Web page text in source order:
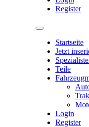
Register
Startseite
Jetzt
Teile
Login
Register